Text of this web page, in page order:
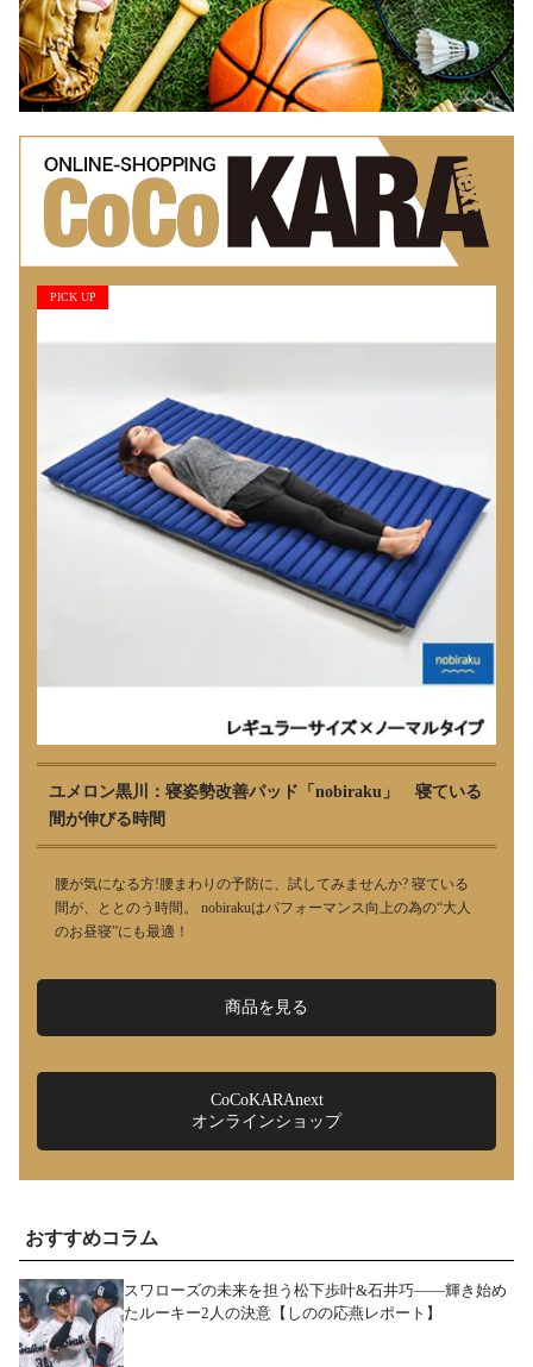
PICK UP
ユメロン黒川：寝姿勢改善パッド「nobiraku」 寝ている
間が伸びる時間
腰が気になる方!腰まわりの予防に、試してみませんか? 寝ている
間が、ととのう時間。 nobirakuはパフォーマンス向上の為の“大人
のお昼寝”にも最適！
商品を見る
CoCoKARAnext
オンラインショップ
おすすめコラム
スワローズの未来を担う松下歩叶&石井巧――輝き始め
たルーキー2人の決意【しのの応燕レポート】